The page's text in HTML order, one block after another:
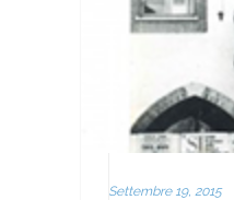
Settembre 19, 2015